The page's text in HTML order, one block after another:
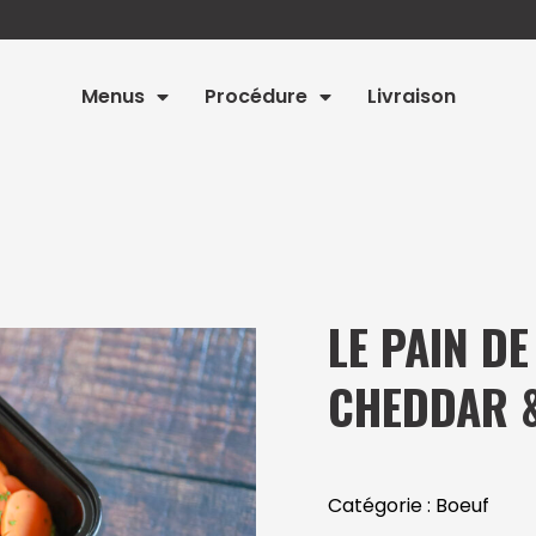
Menus
Procédure Livraison
LE PAIN
CHEDDAR
Catégorie : Boeuf